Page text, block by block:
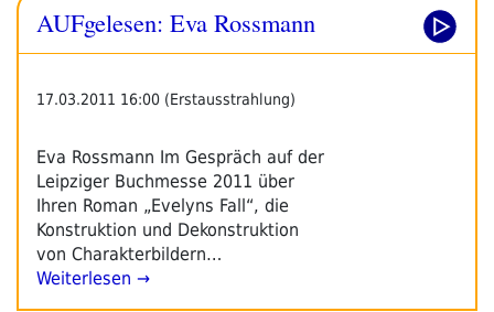
AUFgelesen: Eva Rossmann
17.03.2011 16:00 (Erstausstrahlung)
Eva Rossmann Im Gespräch auf der
Leipziger Buchmesse 2011 über
Ihren Roman „Evelyns Fall“, die
Konstruktion und Dekonstruktion
von Charakterbildern…
Weiterlesen →